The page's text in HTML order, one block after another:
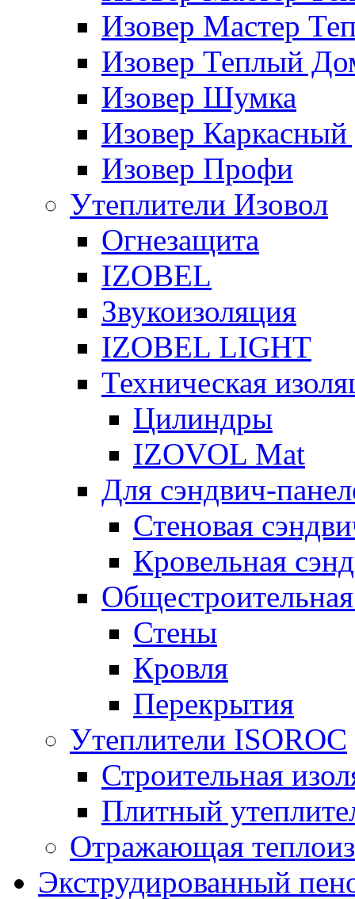
Изовер Мастер
Изовер Теплый
Изовер Шумка
Изовер
Изовер Профи
Утеплители Изовол
Огнезащита
IZOBEL
Звукоизоляция
IZOBEL LIGHT
Техническая
Цилиндры
IZOVOL Mat
Для сэндвич-
Стеновая
Кровельная
Стены
Кровля
Перекрытия
Утеплители ISOROC
Строительная
Плитный
Отражающая
Экструдированный